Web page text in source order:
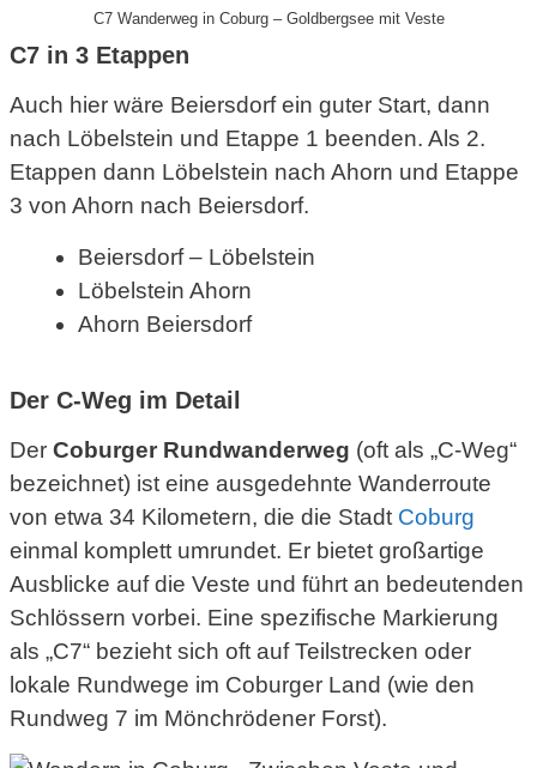
C7 Wanderweg in Coburg – Goldbergsee mit Veste
C7 in 3 Etappen
Auch hier wäre Beiersdorf ein guter Start, dann
nach Löbelstein und Etappe 1 beenden. Als 2.
Etappen dann Löbelstein nach Ahorn und Etappe
3 von Ahorn nach Beiersdorf.
Beiersdorf – Löbelstein
Löbelstein Ahorn
Ahorn Beiersdorf
Der C-Weg im Detail
Der Coburger Rundwanderweg (oft als „C-Weg“
bezeichnet) ist eine ausgedehnte Wanderroute
von etwa 34 Kilometern, die die Stadt Coburg
einmal komplett umrundet. Er bietet großartige
Ausblicke auf die Veste und führt an bedeutenden
Schlössern vorbei. Eine spezifische Markierung
als „C7“ bezieht sich oft auf Teilstrecken oder
lokale Rundwege im Coburger Land (wie den
Rundweg 7 im Mönchrödener Forst).